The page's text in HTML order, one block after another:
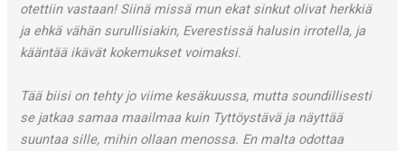
otettiin vastaan! Siinä missä mun ekat sinkut olivat herkkiä
ja ehkä vähän surullisiakin, Everestissä halusin irrotella, ja
kääntää ikävät kokemukset voimaksi.
Tää biisi on tehty jo viime kesäkuussa, mutta soundillisesti
se jatkaa samaa maailmaa kuin Tyttöystävä ja näyttää
suuntaa sille, mihin ollaan menossa. En malta odottaa